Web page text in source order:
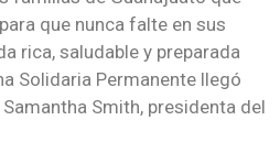
que nunca falte en sus
rica, saludable y preparada
Solidaria Permanente llegó
Smith, presidenta del